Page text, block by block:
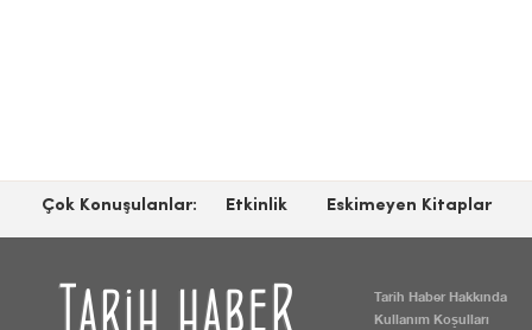
Çok Konuşulanlar: Etkinlik Eskimeyen Kitaplar
Tarih Haber Hakkında
Kullanım Koşulları